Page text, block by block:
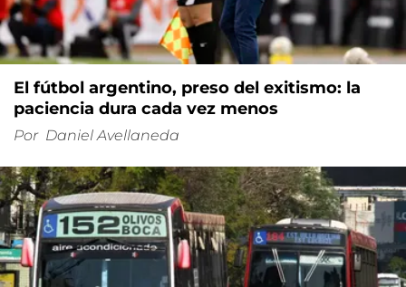
El fútbol argentino, preso del exitismo: la
paciencia dura cada vez menos
Por Daniel Avellaneda